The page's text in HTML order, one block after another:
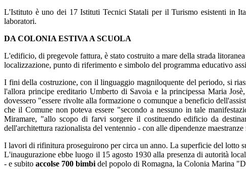
L'Istituto è uno dei 17 Istituti Tecnici Statali per il Turismo esistenti in
laboratori.
DA COLONIA ESTIVA A SCUOLA
L'edificio, di pregevole fattura, è stato costruito a mare della strada
localizzazione, punto di riferimento e simbolo del programma educativo
I fini della costruzione, con il linguaggio magniloquente del periodo, si
l'allora principe ereditario Umberto di Savoia e la principessa Maria
dovessero "essere rivolte alla formazione o comunque a beneficio
che il Comune non poteva essere "secondo a nessuno in tale
Miramare, "allo scopo di farvi sorgere il costituendo edificio da
dell'architettura razionalista del ventennio - con alle dipendenze
I lavori di rifinitura proseguirono per circa un anno. La superficie del lotto
L'inaugurazione ebbe luogo il 15 agosto 1930 alla presenza di autorità
- e subito accolse 700 bimbi del popolo di Romagna, la Colonia Marina